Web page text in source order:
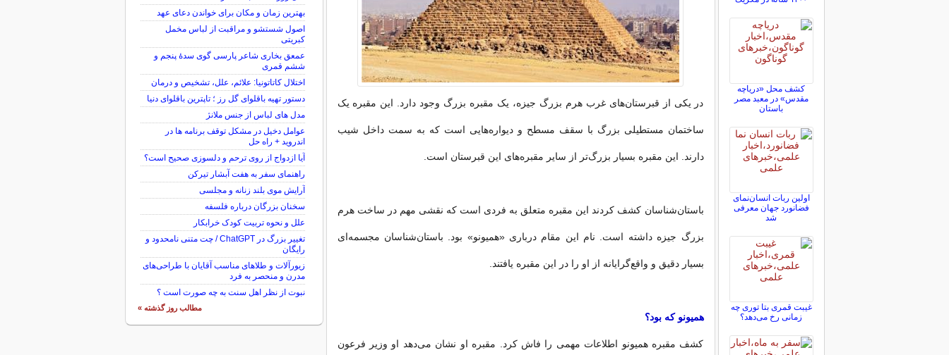
در یکی از قبرستان‌های غرب هرم بزرگ جیزه، یک مقبره بزرگ وجود دارد. این مقبره یک
ساختمان مستطیلی بزرگ با سقف مسطح و دیواره‌هایی است که به سمت داخل شیب
دارند. این مقبره بسیار بزرگ‌تر از سایر مقبره‌های این قبرستان است.
باستان‌شناسان کشف کردند این مقبره متعلق به فردی است که نقشی مهم در ساخت هرم
بزرگ جیزه داشته است. نام این مقام درباری «همیونو» بود. باستان‌شناسان مجسمه‌ای
بسیار دقیق و واقع‌گرایانه از او را در این مقبره یافتند.
همیونو که بود؟
کشف مقبره همیونو اطلاعات مهمی را فاش کرد. مقبره او نشان می‌دهد او وزیر فرعون
کشف محل «دریاچه
مقدس» در معبد مصر
باستان
اولین ربات انسان‌نمای
فضانورد جهان معرفی
شد
غیبت قمری بتا توری چه
زمانی رخ می‌دهد؟
بهترین زمان و مکان برای خواندن دعای عهد
اصول شستشو و مراقبت از لباس مخمل
کبریتی
عمعق بخاری شاعر پارسی گوی سدهٔ پنجم و
ششم قمری
اختلال کاتاتونیا: علائم، علل، تشخیص و درمان
دستور تهیه باقلوای گل رز ؛ تاپترین باقلوای دنیا
مدل های لباس از جنس ملانژ
عوامل دخیل در مشکل توقف برنامه ها در
اندروید + راه حل
آیا ازدواج از روی ترحم و دلسوزی صحیح است؟
راهنمای سفر به هفت آبشار تیرکن
آرایش موی بلند زنانه و مجلسی
سخنان بزرگان درباره فلسفه
علل و نحوه تربیت کودک خرابکار
تغییر بزرگ در ChatGPT / چت متنی نامحدود و
رایگان
زیورآلات و طلاهای مناسب آقایان با طراحی‌های
مدرن و منحصر به فرد
نبوت از نظر اهل سنت به چه صورت است ؟
مطالب روز گذشته »